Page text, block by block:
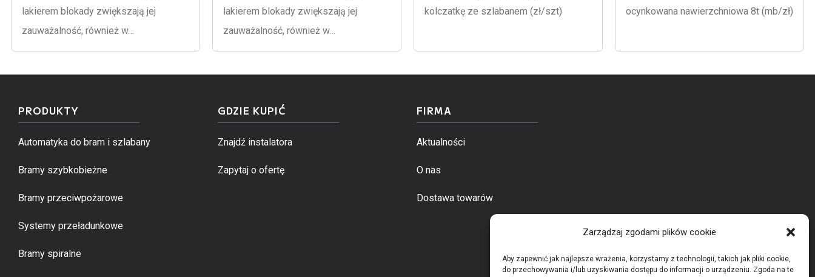
Zarządzaj zgodami plików cookie
Aby zapewnić jak najlepsze wrażenia, korzystamy z technologii, takich jak pliki cookie,
do przechowywania i/lub uzyskiwania dostępu do informacji o urządzeniu. Zgoda na te
lakierem blokady zwiększają jej
zauważalność, również w…
lakierem blokady zwiększają jej
zauważalność, również w…
kolczatkę ze szlabanem (zł/szt)
ocynkowana nawierzchniowa 8t (mb/zł)
PRODUKTY
Automatyka do bram i szlabany
Bramy szybkobieżne
Bramy przeciwpożarowe
Systemy przeładunkowe
Bramy spiralne
GDZIE KUPIĆ
Znajdź instalatora
Zapytaj o ofertę
FIRMA
Aktualności
O nas
Dostawa towarów